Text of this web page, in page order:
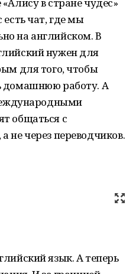
чат, где мы
на английском. В
нужен для
для того, чтобы
домашнюю работу. А
общаться с
не через переводчиков.
язык. А теперь